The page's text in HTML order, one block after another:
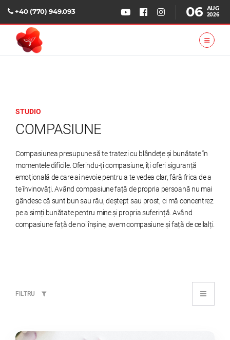
+40 (770) 949.093 06 AUG
2026
STUDIO
COMPASIUNE
Compasiunea presupune să te tratezi cu blândețe și bunătate în
momentele dificile. Oferindu-ți compasiune, îți oferi siguranță
emoțională de care ai nevoie pentru a te vedea clar, fără frica de a
te învinovăți. Având compasiune față de propria persoană nu mai
gândesc că sunt bun sau rău, deștept sau prost, ci mă concentrez
pe a simți bunătate pentru mine și propria suferință. Având
compasiune față de noi înșine, avem compasiune și față de ceilalți.
FILTRU